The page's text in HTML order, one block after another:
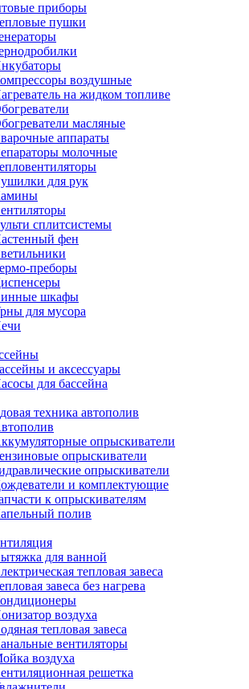
приборы
пушки
воздушные
на жидком топливе
масляные
аппараты
молочные
для рук
сплитсистемы
фен
преборы
шкафы
для мусора
и аксессуары
для бассейна
техника автополив
опрыскиватели
опрыскиватели
опрыскиватели
и комплектующие
к опрыскивателям
полив
для ванной
тепловая завеса
завеса без нагрева
воздуха
тепловая завеса
вентиляторы
воздуха
решетка